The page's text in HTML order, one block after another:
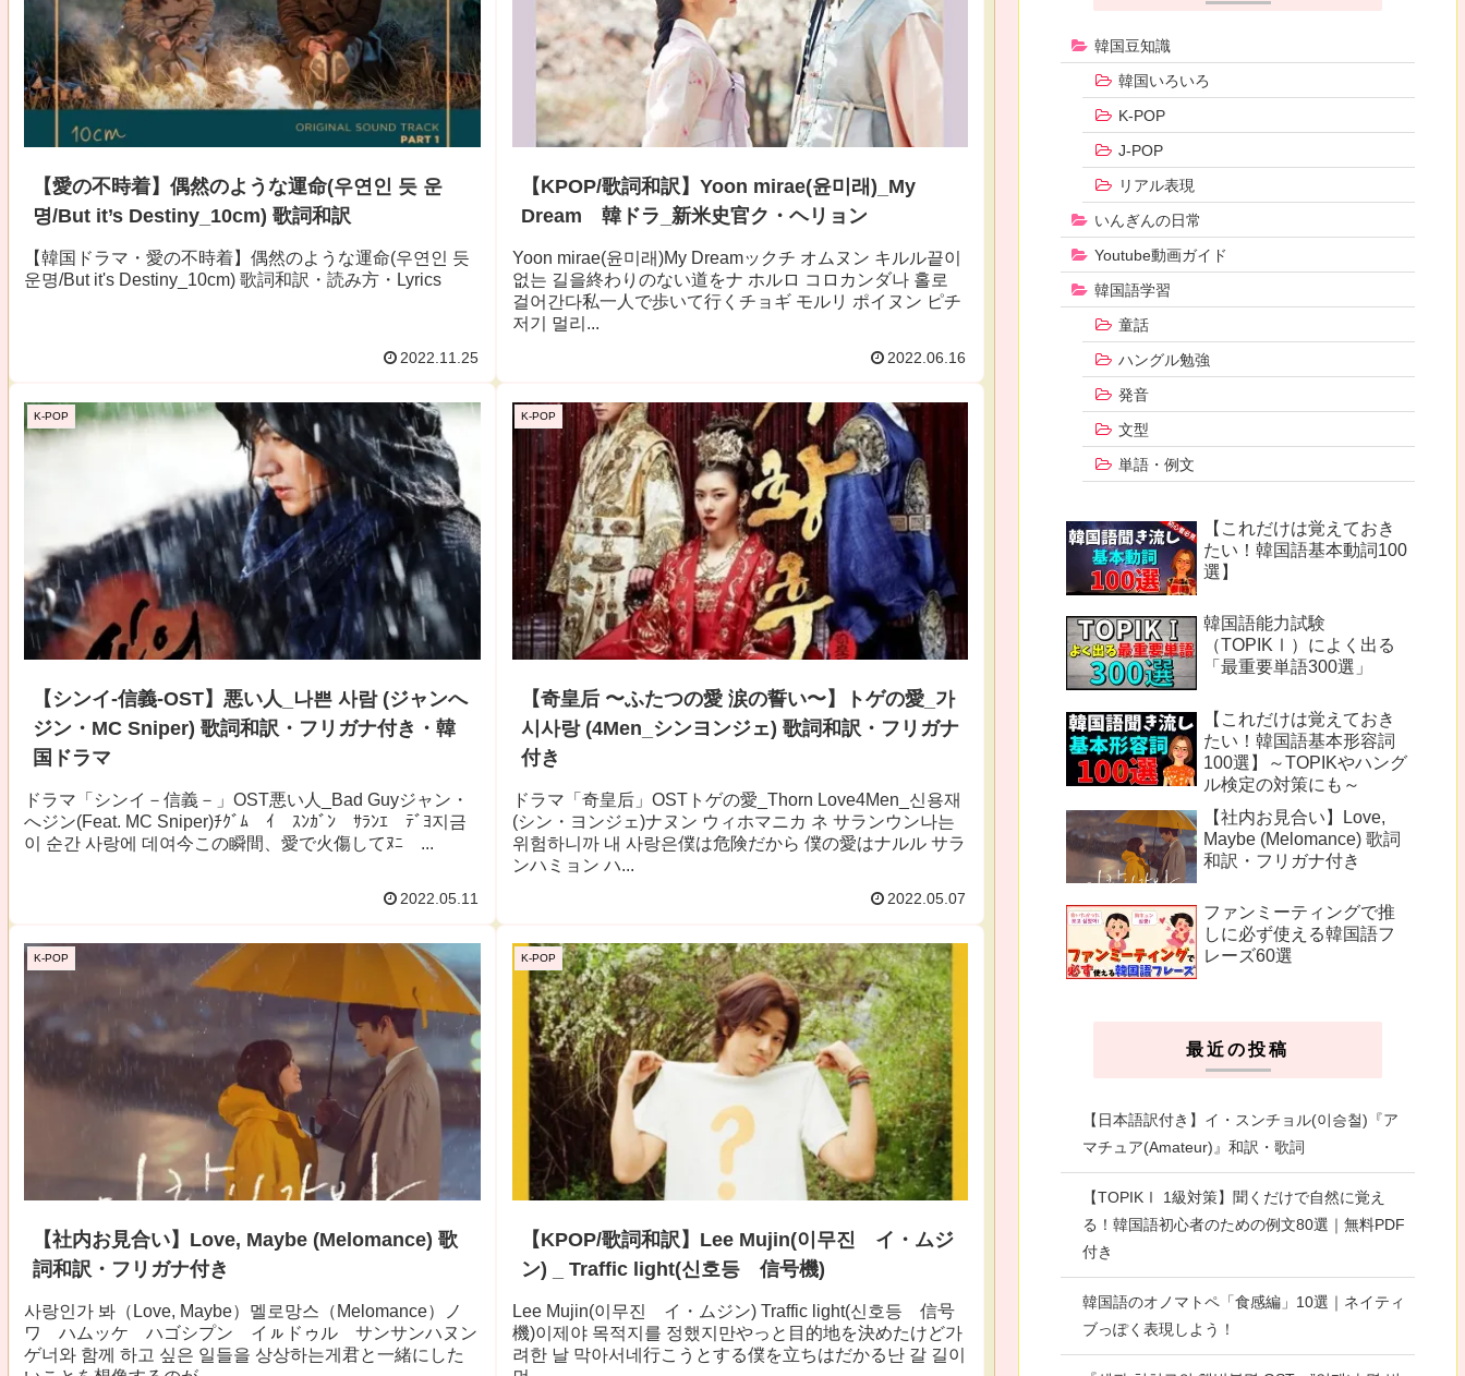
【愛の不時着】偶然のような運命(우연인 듯 운
명/But it’s Destiny_10cm) 歌詞和訳
【韓国ドラマ・愛の不時着】偶然のような運命(우연인 듯
운명/But it's Destiny_10cm) 歌詞和訳・読み方・Lyrics
2022.11.25
【KPOP/歌詞和訳】Yoon mirae(윤미래)_My
Dream 韓ドラ_新米史官ク・ヘリョン
Yoon mirae(윤미래)My Dreamックチ オムヌン キルル끝이
없는 길을終わりのない道をナ ホルロ コロカンダ나 홀로
걸어간다私一人で歩いて行くチョギ モルリ ポイヌン ピチ
저기 멀리...
2022.06.16
K-POP
【シンイ-信義-OST】悪い人_나쁜 사람 (ジャンへ
ジン・MC Sniper) 歌詞和訳・フリガナ付き・韓
国ドラマ
ドラマ「シンイ－信義－」OST悪い人_Bad Guyジャン・
へジン(Feat. MC Sniper)ﾁｸﾞﾑ ｲ ｽﾝｶﾞﾝ ｻﾗﾝｴ ﾃﾞﾖ지금
이 순간 사랑에 데여今この瞬間、愛で火傷してﾇﾆ ...
2022.05.11
K-POP
【奇皇后 〜ふたつの愛 涙の誓い〜】トゲの愛_가
시사랑 (4Men_シンヨンジェ) 歌詞和訳・フリガナ
付き
ドラマ「奇皇后」OSTトゲの愛_Thorn Love4Men_신용재
(シン・ヨンジェ)ナヌン ウィホマニカ ネ サランウン나는
위험하니까 내 사랑은僕は危険だから 僕の愛はナルル サラ
ンハミョン ハ...
2022.05.07
K-POP
【社内お見合い】Love, Maybe (Melomance) 歌
詞和訳・フリガナ付き
사랑인가 봐（Love, Maybe）멜로망스（Melomance）ノ
ワ ハムッケ ハゴシプン イㇽドゥル サンサンハヌン
ゲ너와 함께 하고 싶은 일들을 상상하는게君と一緒にした
K-POP
【KPOP/歌詞和訳】Lee Mujin(이무진 イ・ムジ
ン) _ Traffic light(신호등 信号機)
Lee Mujin(이무진 イ・ムジン) Traffic light(신호등 信号
機)이제야 목적지를 정했지만やっと目的地を決めたけど가
려한 날 막아서네行こうとする僕を立ちはだかる난 갈 길이
韓国豆知識
韓国いろいろ
K-POP
J-POP
リアル表現
いんぎんの日常
Youtube動画ガイド
韓国語学習
童話
ハングル勉強
発音
文型
単語・例文
【これだけは覚えておき
たい！韓国語基本動詞100
選】
韓国語能力試験
（TOPIKⅠ）によく出る
「最重要単語300選」
【これだけは覚えておき
たい！韓国語基本形容詞
100選】～TOPIKやハング
ル検定の対策にも～
【社内お見合い】Love,
Maybe (Melomance) 歌詞
和訳・フリガナ付き
ファンミーティングで推
しに必ず使える韓国語フ
レーズ60選
最近の投稿
【日本語訳付き】イ・スンチョル(이승철)『ア
マチュア(Amateur)』和訳・歌詞
【TOPIKⅠ 1級対策】聞くだけで自然に覚え
る！韓国語初心者のための例文80選｜無料PDF
付き
韓国語のオノマトペ「食感編」10選｜ネイティ
ブっぽく表現しよう！